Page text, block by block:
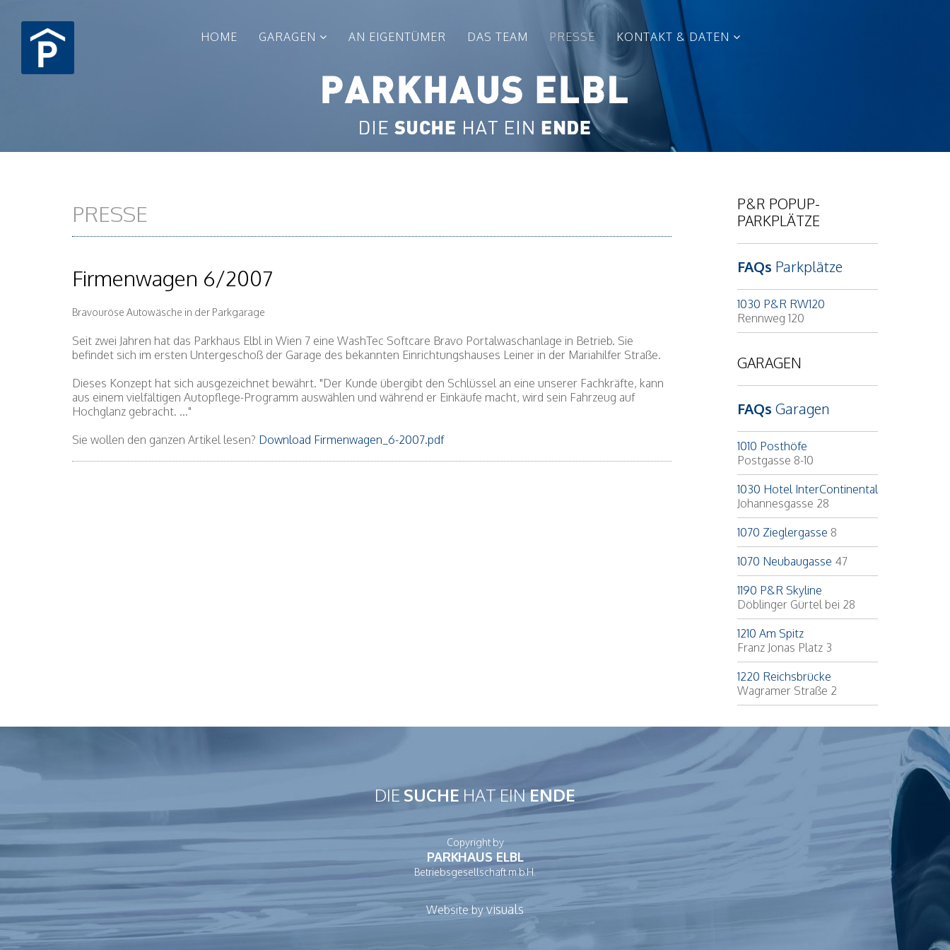
HOME GARAGEN AN EIGENTÜMER DAS TEAM PRESSE KONTAKT & DATEN
PRESSE
Firmenwagen 6/2007
Bravouröse Autowäsche in der Parkgarage
Seit zwei Jahren hat das Parkhaus Elbl in Wien 7 eine WashTec Softcare Bravo Portalwaschanlage in Betrieb. Sie
befindet sich im ersten Untergeschoß der Garage des bekannten Einrichtungshauses Leiner in der Mariahilfer Straße.
Dieses Konzept hat sich ausgezeichnet bewährt. "Der Kunde übergibt den Schlüssel an eine unserer Fachkräfte, kann
aus einem vielfältigen Autopflege-Programm auswählen und während er Einkäufe macht, wird sein Fahrzeug auf
Hochglanz gebracht. ..."
Sie wollen den ganzen Artikel lesen? Download Firmenwagen_6-2007.pdf
P&R POPUP-
PARKPLÄTZE
FAQs Parkplätze
1030 P&R RW120
Rennweg 120
GARAGEN
FAQs Garagen
1010 Posthöfe
Postgasse 8-10
1030 Hotel InterContinental
Johannesgasse 28
1070 Zieglergasse 8
1070 Neubaugasse 47
1190 P&R Skyline
Döblinger Gürtel bei 28
1210 Am Spitz
Franz Jonas Platz 3
1220 Reichsbrücke
Wagramer Straße 2
DIE SUCHE HAT EINENDE
Copyright by
PARKHAUS ELBL
Betriebsgesellschaft m.b.H.
Website by visuals